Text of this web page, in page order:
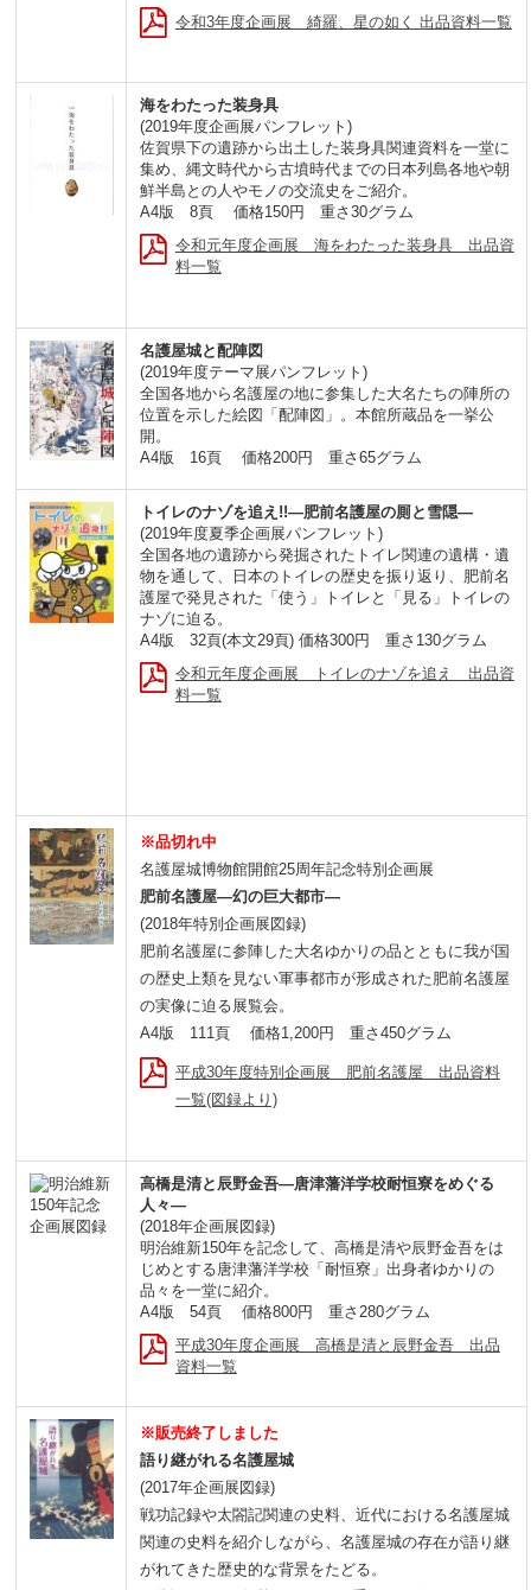
令和3年度企画展 綺羅、星の如く 出品資料一覧
海をわたった装身具
(2019年度企画展パンフレット)
佐賀県下の遺跡から出土した装身具関連資料を一堂に
集め、縄文時代から古墳時代までの日本列島各地や朝
鮮半島との人やモノの交流史をご紹介。
A4版 8頁 価格150円 重さ30グラム
令和元年度企画展 海をわたった装身具 出品資
料一覧
名護屋城と配陣図
(2019年度テーマ展パンフレット)
全国各地から名護屋の地に参集した大名たちの陣所の
位置を示した絵図「配陣図」。本館所蔵品を一挙公
開。
A4版 16頁 価格200円 重さ65グラム
トイレのナゾを追え!!―肥前名護屋の厠と雪隠―
(2019年度夏季企画展パンフレット)
全国各地の遺跡から発掘されたトイレ関連の遺構・遺
物を通して、日本のトイレの歴史を振り返り、肥前名
護屋で発見された「使う」トイレと「見る」トイレの
ナゾに迫る。
A4版 32頁(本文29頁) 価格300円 重さ130グラム
令和元年度企画展 トイレのナゾを追え 出品資
料一覧
※品切れ中
名護屋城博物館開館25周年記念特別企画展
肥前名護屋―幻の巨大都市―
(2018年特別企画展図録)
肥前名護屋に参陣した大名ゆかりの品とともに我が国
の歴史上類を見ない軍事都市が形成された肥前名護屋
の実像に迫る展覧会。
A4版 111頁 価格1,200円 重さ450グラム
平成30年度特別企画展 肥前名護屋 出品資料
一覧(図録より)
高橋是清と辰野金吾―唐津藩洋学校耐恒寮をめぐる
人々―
(2018年企画展図録)
明治維新150年を記念して、高橋是清や辰野金吾をは
じめとする唐津藩洋学校「耐恒寮」出身者ゆかりの
品々を一堂に紹介。
A4版 54頁 価格800円 重さ280グラム
平成30年度企画展 高橋是清と辰野金吾 出品
資料一覧
※販売終了しました
語り継がれる名護屋城
(2017年企画展図録)
戦功記録や太閤記関連の史料、近代における名護屋城
関連の史料を紹介しながら、名護屋城の存在が語り継
がれてきた歴史的な背景をたどる。